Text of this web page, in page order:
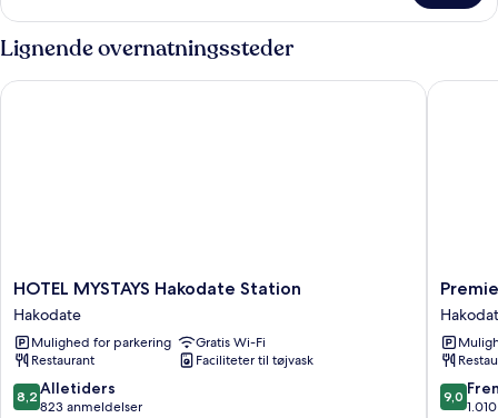
værelse
med
2
enkeltsenge
Lignende overnatningssteder
HOTEL
MYSTAYS
Hakodate
Station
Hakodate
HOTEL MYSTAYS Hakodate Station
Hakodate
Mulighed for parkering
Gratis Wi-Fi
Restaurant
Faciliteter til tøjvask
8.2
ud
8,2 Alletiders
823 anmeldelser
HOTEL MYSTAYS Hakodate Station
Premier
Hotel
-
Cabin
-
9.0
ud
9,0
Premier